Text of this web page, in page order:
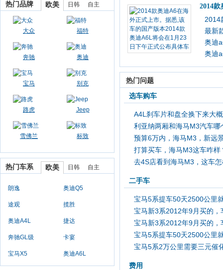
热门品牌 欧美 日韩 自主
大众 福特
奔驰 奥迪
宝马 别克
路虎 Jeep
雪佛兰 标致
热门车系 欧美 日韩 自主
朗逸 奥迪Q5
途观 揽胜
奥迪A4L 捷达
奔驰GL级 卡宴
宝马X5 奥迪A6L
2014
2014
最新
奥迪
奥迪
热门问题
选车购车
A4L刹车片和盘全换下来大
利亚纳两厢和海马M3汽车哪
预算6万内，海马M3，新远
欧3，哪个更好
打算买车，海马M3这车咋样
去4S店看到海马M3，这车
二手车
宝马5系提车50天2500公里
给蓄电池充电，怎么办？
宝马新3系2012年9月买的，
漆刮了，貌似蛮严重的，去
宝马新3系2012年9月买的，
漆刮了，貌似蛮严重的，去
宝马5系提车50天2500公里
给蓄电池充电，怎么办？
宝马5系2万公里需要三元催
费用